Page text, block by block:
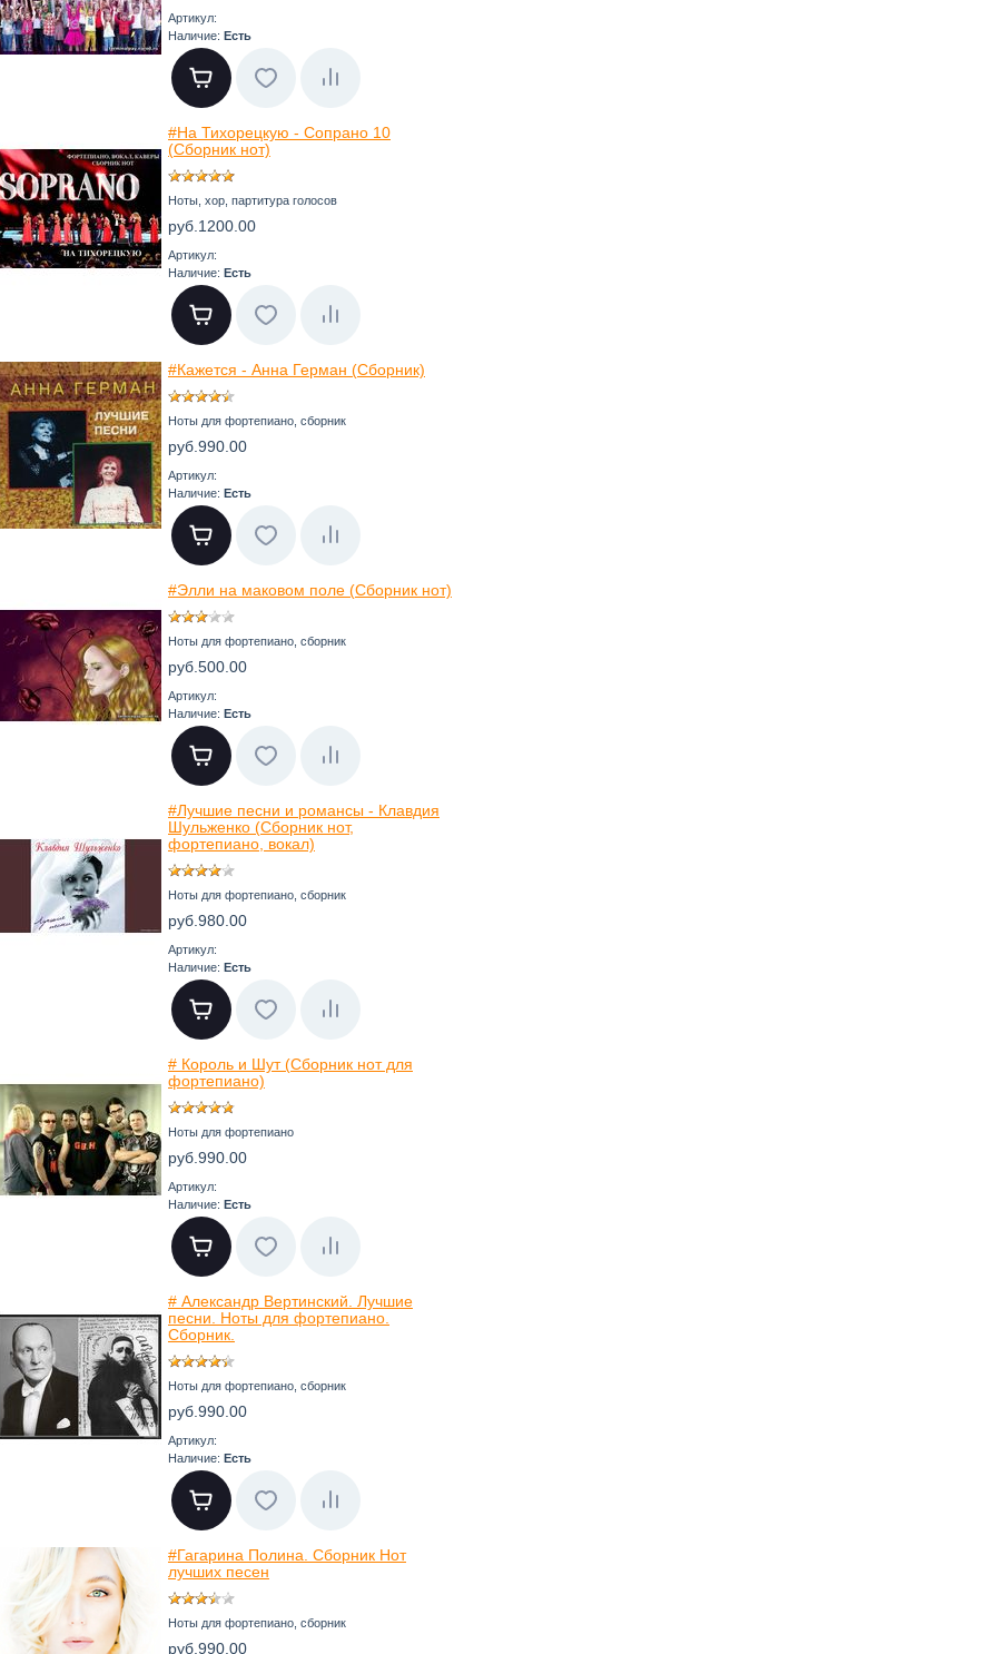
Артикул:
Наличие: Есть
#На Тихорецкую - Сопрано 10
(Сборник нот)
Ноты, хор, партитура голосов
руб.1200.00
Артикул:
Наличие: Есть
#Кажется - Анна Герман (Сборник)
Ноты для фортепиано, сборник
руб.990.00
Артикул:
Наличие: Есть
#Элли на маковом поле (Сборник нот)
Ноты для фортепиано, сборник
руб.500.00
Артикул:
Наличие: Есть
#Лучшие песни и романсы - Клавдия
Шульженко (Сборник нот,
фортепиано, вокал)
Ноты для фортепиано, сборник
руб.980.00
Артикул:
Наличие: Есть
# Король и Шут (Сборник нот для
фортепиано)
Ноты для фортепиано
руб.990.00
Артикул:
Наличие: Есть
# Александр Вертинский. Лучшие
песни. Ноты для фортепиано.
Сборник.
Ноты для фортепиано, сборник
руб.990.00
Артикул:
Наличие: Есть
#Гагарина Полина. Сборник Нот
лучших песен
Ноты для фортепиано, сборник
руб.990.00